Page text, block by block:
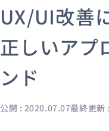
セミナーコラム お知らせ
エンジニアブログ（Zenn）
お役立ち情報（PJ Insight）
UX/UI改善
正しいアプ
ンド
公開 : 2020.07.07最終更新